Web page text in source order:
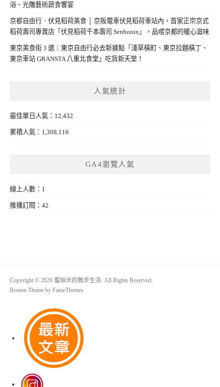
浴、光雕藝術蔬食饗宴
京都自由行．伏見稻荷美食 │ 京阪電車伏見稻荷車站內，首家正宗京式
稻荷壽司專賣店「伏見稻荷千本壽司 Senbonin」，品嚐京都的暖心滋味
東京美食街 3 選｜東京自由行必去新據點「淺草橫町、東京拉麵橫丁、
東京車站 GRANSTA 八重北食堂」吃貨新天堂！
人氣統計
最佳單日人氣：12,432
累積人氣：1,308,116
GA4瀏覽人氣
線上人數：1
推播訂閱：42
Copyright © 2026 蜜絲米的散步生活. All Rights Reserved.
Boston Theme by FameThemes